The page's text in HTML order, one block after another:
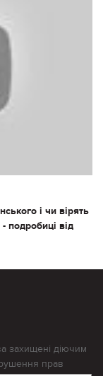
і чи вірять
подробиці від
захищені діючим
прав